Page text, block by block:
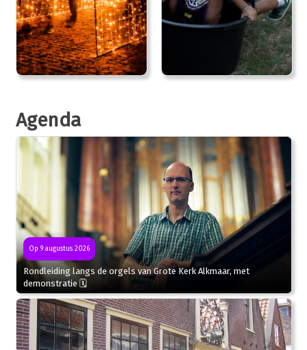
Agenda
Op 9 augustus 2026
Rondleiding langs de orgels van Grote Kerk Alkmaar, met
demonstratie 🗓